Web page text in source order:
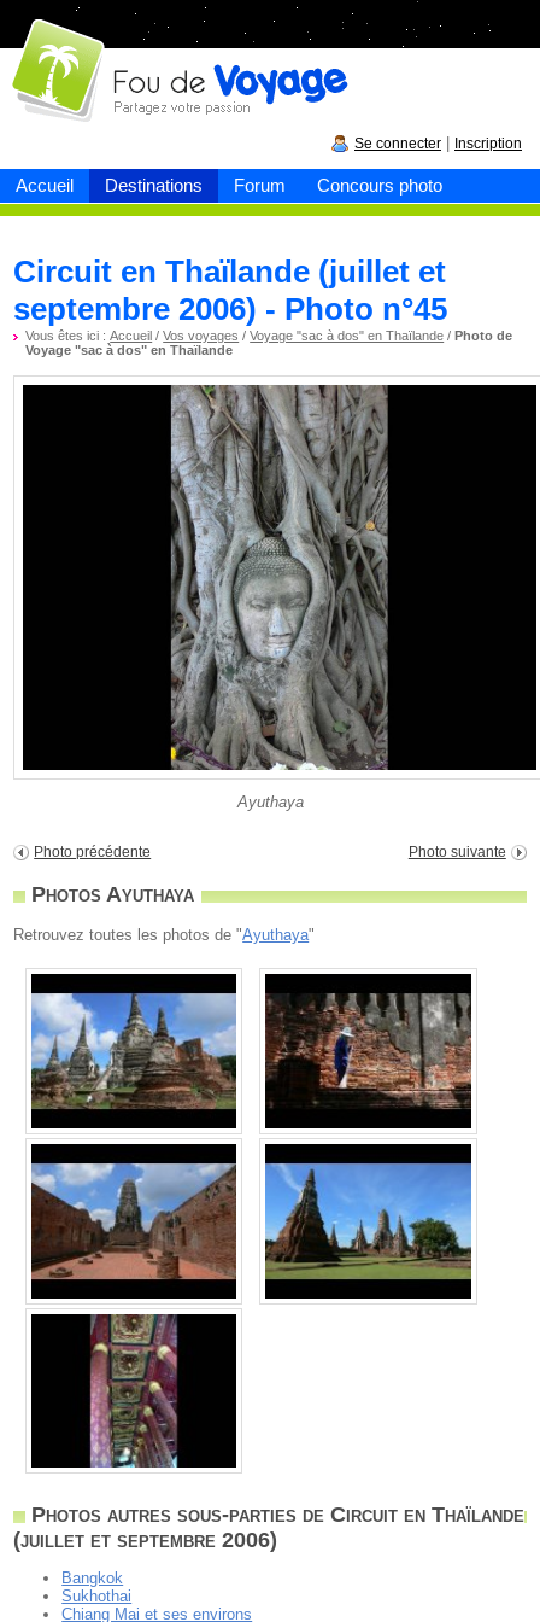
Accueil Destinations Forum Concours photo
Fou devoyage
Se connecter Inscription
Circuit en Thaïlande (juillet et
septembre 2006) - Photo n°45
Vous êtes ici :Accueil /Vos voyages /Voyage "sac à dos" en Thaïlande /Photo de
Voyage "sac à dos" en Thaïlande
Ayuthaya
Photo précédente Photo suivante
Photos Ayuthaya
Retrouvez toutes les photos de "Ayuthaya"
Photos autres sous-parties de Circuit en Thaïlande
(juillet et septembre 2006)
Bangkok
Sukhothai
Chiang Mai et ses environs